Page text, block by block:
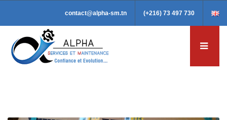
contact@alpha-sm.tn (+216) 73 497 730